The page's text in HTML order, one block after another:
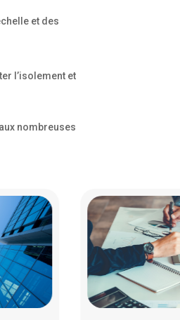
et des
l’isolement et
nombreuses